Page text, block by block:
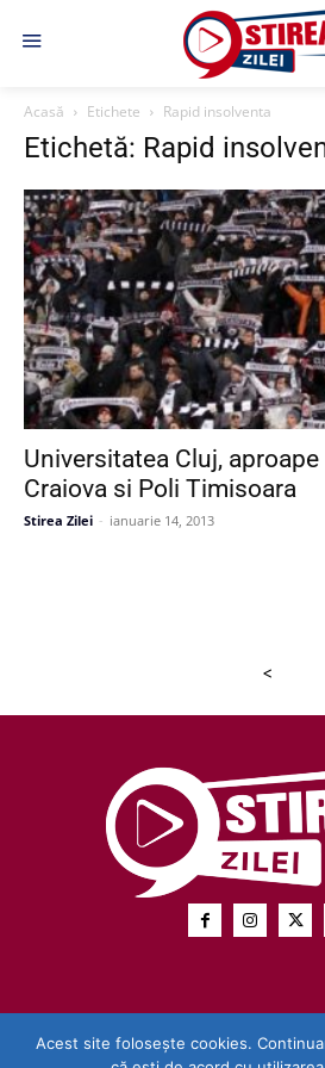
Acasă Etichete Rapid insolventa
Etichetă: Rapid
Universitatea Cluj,
Craiova si Poli Timisoara
Stirea Zilei - ianuarie 14, 2013
<
Acest site folosește cookies.